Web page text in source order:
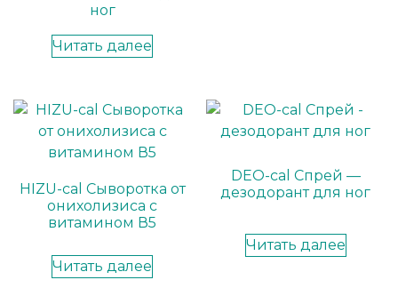
ног
Читать далее
HIZU-cal Сыворотка от
онихолизиса с
витамином В5
Читать далее
DEO-cal Спрей —
дезодорант для ног
Читать далее